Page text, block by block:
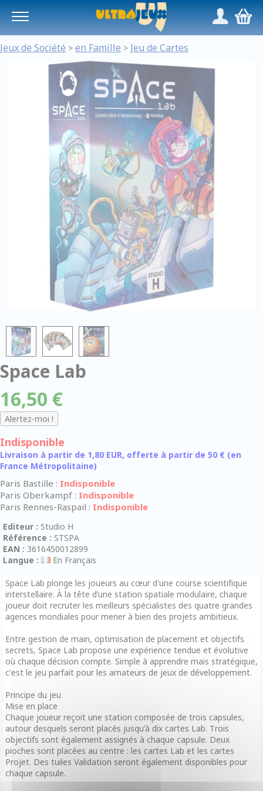
/,
Jeux de Société > en Famille > Jeu de Cartes
Space Lab
16,50 €
Indisponible
Livraison à partir de 1,80 EUR, offerte à partir de 50 € (en
France Métropolitaine)
Paris Bastille : Indisponible
Paris Oberkampf : Indisponible
Paris Rennes-Raspail : Indisponible
Editeur : Studio H
Référence : STSPA
EAN : 3616450012899
Langue :
En Français
Space Lab plonge les joueurs au cœur d'une course scientifique
interstellaire. À la tête d’une station spatiale modulaire, chaque
joueur doit recruter les meilleurs spécialistes des quatre grandes
agences mondiales pour mener à bien des projets ambitieux.
Entre gestion de main, optimisation de placement et objectifs
secrets, Space Lab propose une expérience tendue et évolutive
où chaque décision compte. Simple à apprendre mais stratégique,
c'est le jeu parfait pour les amateurs de jeux de développement.
Principe du jeu
Mise en place
Chaque joueur reçoit une station composée de trois capsules,
autour desquels seront placés jusqu’à dix cartes Lab. Trois
objectifs sont également assignés à chaque capsule. Deux
pioches sont placées au centre : les cartes Lab et les cartes
Projet. Des tuiles Validation seront également disponibles pour
chaque capsule.